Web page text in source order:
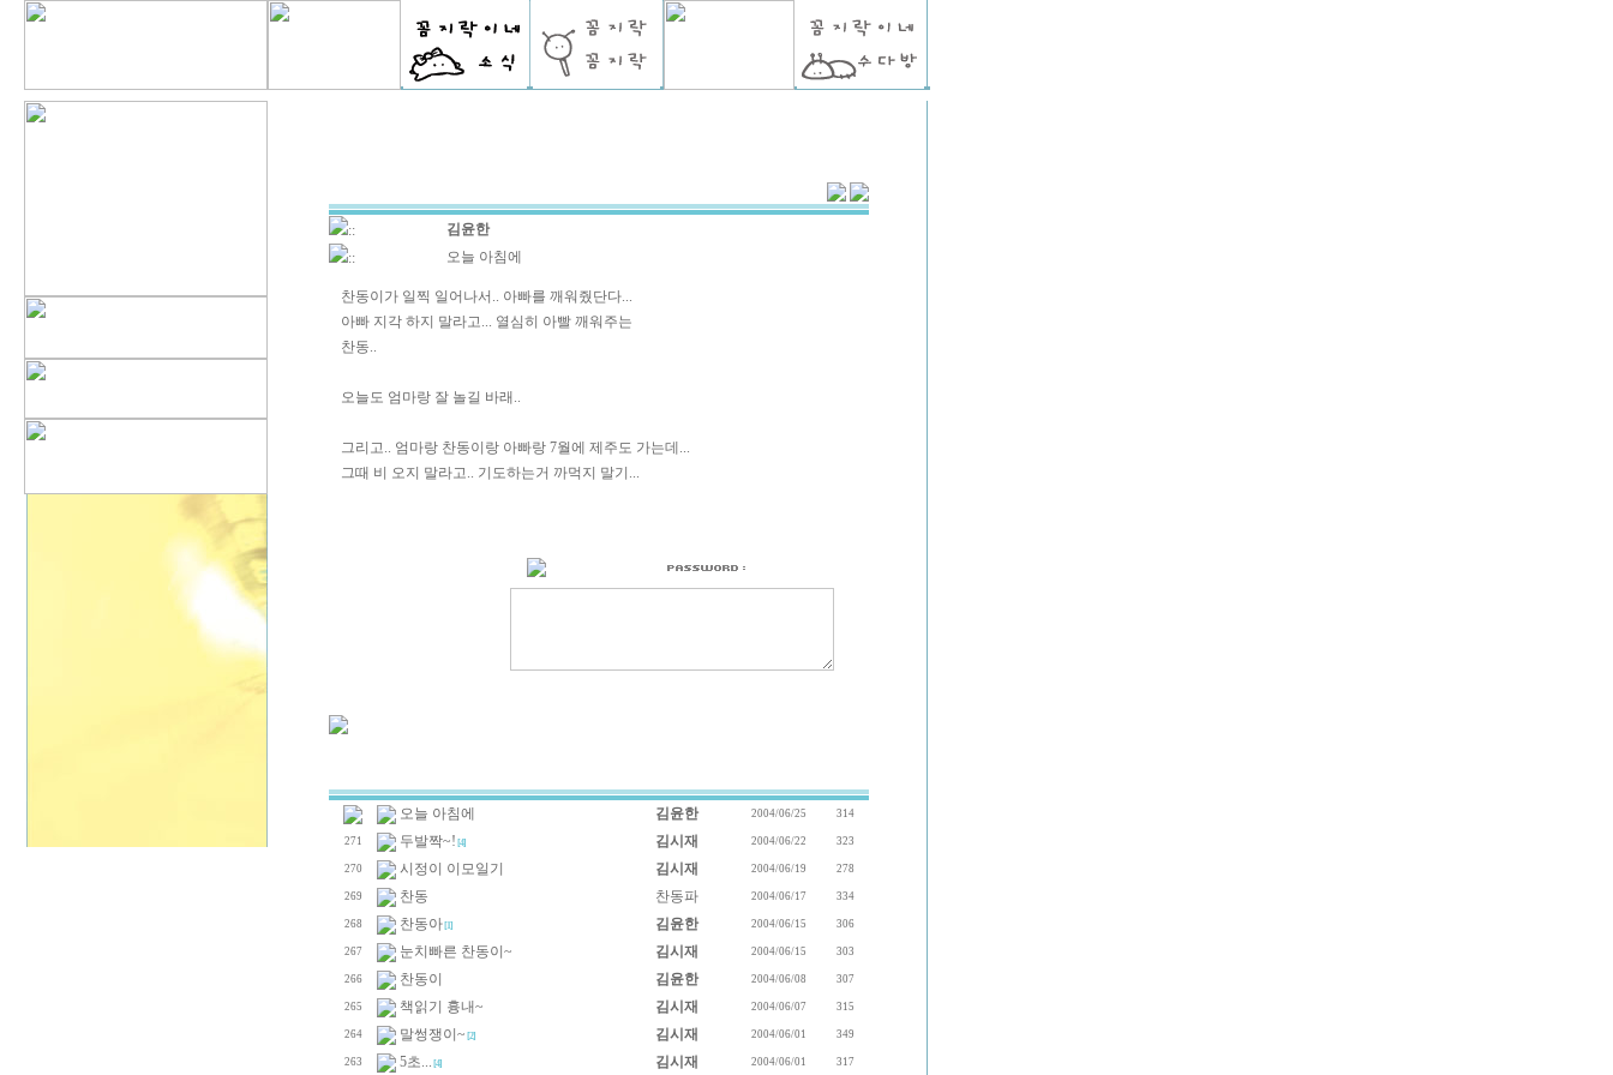
::
김윤한
::
오늘 아침에
찬동이가 일찍 일어나서.. 아빠를 깨워줬단다...
아빠 지각 하지 말라고... 열심히 아빨 깨워주는
찬동..
오늘도 엄마랑 잘 놀길 바래..
그리고.. 엄마랑 찬동이랑 아빠랑 7월에 제주도 가는데...
그때 비 오지 말라고.. 기도하는거 까먹지 말기...
오늘 아침에 김윤한 2004/06/25 314
271 두발짝~! [4] 김시재 2004/06/22 323
270 시정이 이모일기 김시재 2004/06/19 278
269 찬동 찬동파 2004/06/17 334
268 찬동아 [1] 김윤한 2004/06/15 306
267 눈치빠른 찬동이~ 김시재 2004/06/15 303
266 찬동이 김윤한 2004/06/08 307
265 책읽기 흉내~ 김시재 2004/06/07 315
264 말썽쟁이~ [2] 김시재 2004/06/01 349
263 5초... [4] 김시재 2004/06/01 317